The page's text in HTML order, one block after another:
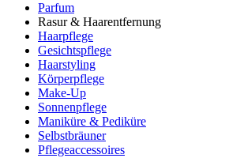
Parfum
Rasur & Haarentfernung
Haarpflege
Gesichtspflege
Haarstyling
Körperpflege
Make-Up
Sonnenpflege
Maniküre & Pediküre
Selbstbräuner
Pflegeaccessoires